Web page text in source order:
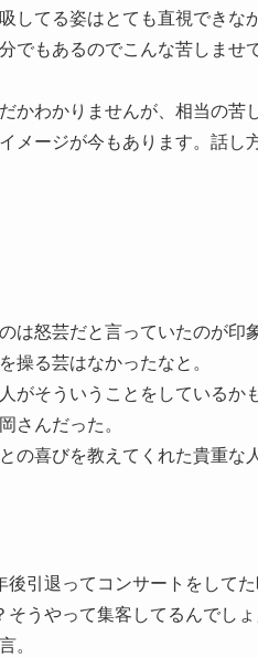
してる姿はとても直視できな
でもあるのでこんな苦しませ
かわかりませんが、相当の苦
メージが今もあります。話し
は怒芸だと言っていたのが
操る芸はなかったなと。
がそういうことをしているか
さんだった。
の喜びを教えてくれた貴重な
後引退ってコンサートをしてた
うやって集客してるんでしょ
。